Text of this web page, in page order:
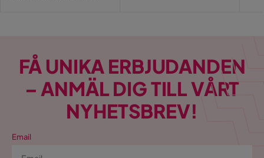
FÅ UNIKA ERBJUDANDEN
– ANMÄL DIG TILL VÅRT
NYHETSBREV!
Email